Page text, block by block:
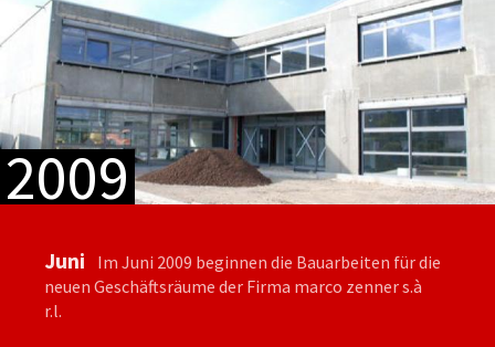
2009
Juni
Im Juni 2009 beginnen die Bauarbeiten für die
neuen Geschäftsräume der Firma marco zenner s.à
r.l.